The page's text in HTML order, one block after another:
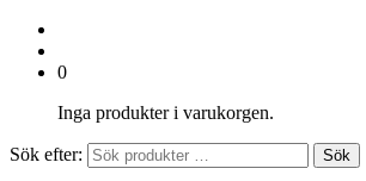
0
Inga produkter i varukorgen.
Sök efter: Sök